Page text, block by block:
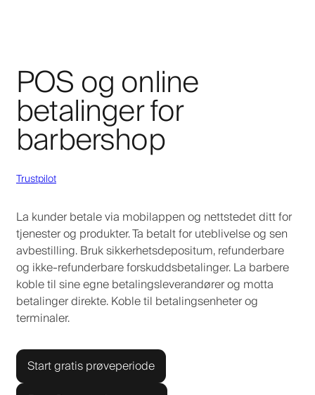
POS og online
betalinger for
barbershop
Trustpilot
La kunder betale via mobilappen og nettstedet ditt for
tjenester og produkter. Ta betalt for uteblivelse og sen
avbestilling. Bruk sikkerhetsdepositum, refunderbare
og ikke-refunderbare forskuddsbetalinger. La barbere
koble til sine egne betalingsleverandører og motta
betalinger direkte. Koble til betalingsenheter og
terminaler.
Start gratis prøveperiode